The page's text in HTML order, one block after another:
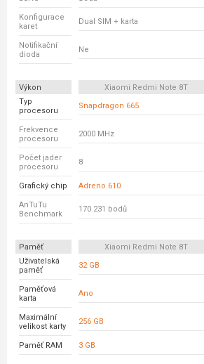
Konfigurace
karet
Dual SIM + karta
Notifikační
dioda
Ne
Výkon Xiaomi Redmi Note 8T
Typ
procesoru
Snapdragon 665
Frekvence
procesoru
2000 MHz
Počet jader
procesoru
8
Grafický chip Adreno 610
AnTuTu
Benchmark
170 231 bodů
Paměť Xiaomi Redmi Note 8T
Uživatelská
paměť
32 GB
Paměťová
karta
Ano
Maximální
velikost karty
256 GB
Paměť RAM 3 GB